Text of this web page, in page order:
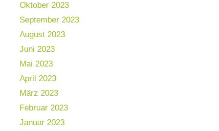
Oktober 2023
September 2023
August 2023
Juni 2023
Mai 2023
April 2023
März 2023
Februar 2023
Januar 2023